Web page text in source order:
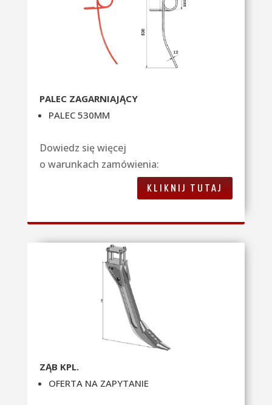
PALEC ZAGARNIAJĄCY
PALEC 530MM
Dowiedz się więcej
o warunkach zamówienia:
KLIKNIJ TUTAJ
ZĄB KPL.
OFERTA NA ZAPYTANIE